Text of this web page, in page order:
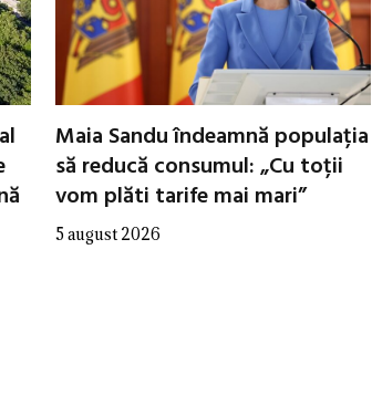
Maia Sandu îndeamnă populația
să reducă consumul: „Cu toții
vom plăti tarife mai mari”
5 august 2026